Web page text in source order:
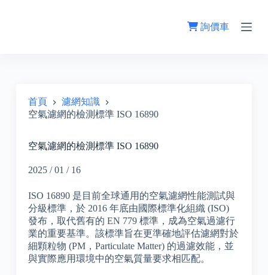
詢價車
首頁
濾網知識
空氣濾網的檢測標準 ISO 16890
空氣濾網的檢測標準 ISO 16890
2025 / 01 / 16
ISO 16890 是目前全球通用的空氣濾網性能測試與
分級標準，於 2016 年底由國際標準化組織 (ISO)
發布，取代舊有的 EN 779 標準，成為空氣過濾行
業的重要基準。該標準旨在更準確地評估濾網對於
細顆粒物 (PM，Particulate Matter) 的過濾效能，並
與實際應用環境中的空氣質量要求相匹配。